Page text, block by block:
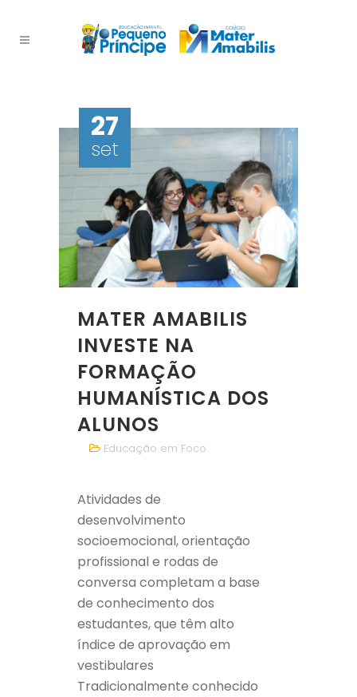
27
set
MATER AMABILIS
INVESTE NA
FORMAÇÃO
HUMANÍSTICA DOS
ALUNOS
Educação em Foco
Atividades de
desenvolvimento
socioemocional, orientação
profissional e rodas de
conversa completam a base
de conhecimento dos
estudantes, que têm alto
índice de aprovação em
vestibulares
Tradicionalmente conhecido